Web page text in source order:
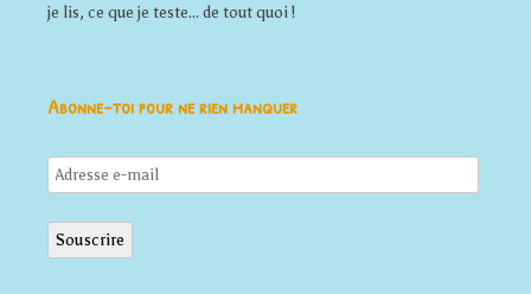
je lis, ce que je teste... de tout quoi !
Abonne-toi pour ne rien manquer
Adresse
e-
mail
Souscrire